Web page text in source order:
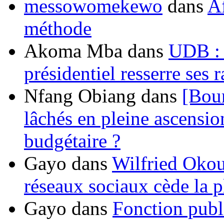
messowomekewo dans
méthode
Akoma Mba dans UDB :
présidentiel resserre ses
Nfang Obiang dans
lâchés en pleine
budgétaire ?
Gayo dans Wilfried
réseaux sociaux cède la
Gayo dans Fonction